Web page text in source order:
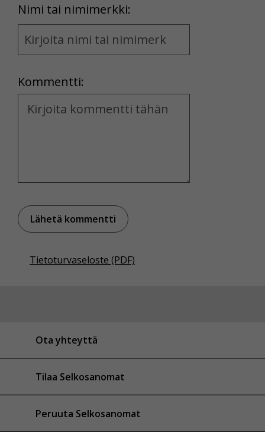
Nimi tai nimimerkki:
Name
and
Kommentti:
Kommentti
Tietoturvaseloste (PDF)
Ota yhteyttä
Tilaa Selkosanomat
Peruuta Selkosanomat